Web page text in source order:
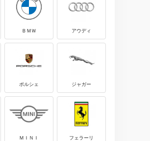
ＢＭＷ アウディ
ポルシェ ジャガー
ＭＩＮＩ フェラーリ